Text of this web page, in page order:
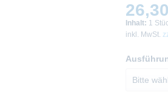
Inhalt: 1
inkl. MwSt.